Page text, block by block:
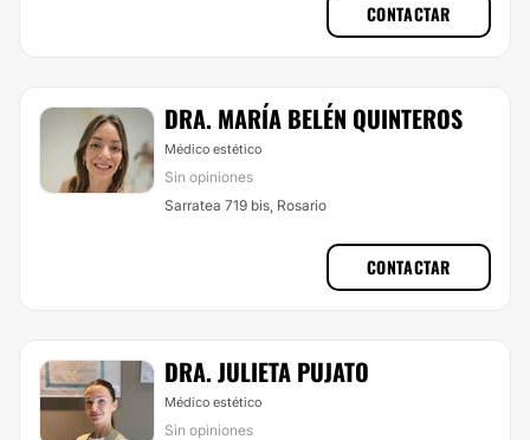
CONTACTAR
DRA. MARÍA BELÉN QUINTEROS
Médico estético
Sin opiniones
Sarratea 719 bis, Rosario
CONTACTAR
DRA. JULIETA PUJATO
Médico estético
Sin opiniones